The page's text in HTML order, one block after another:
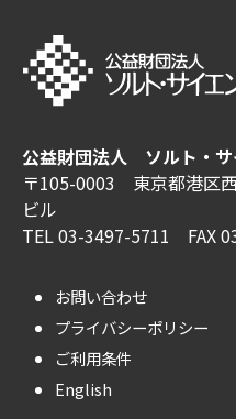
公益財団法人 ソルト・サ
〒105-0003 東京都港区
ビル
TEL 03-3497-5711 FAX
お問い合わせ
プライバシーポリシー
ご利用条件
English